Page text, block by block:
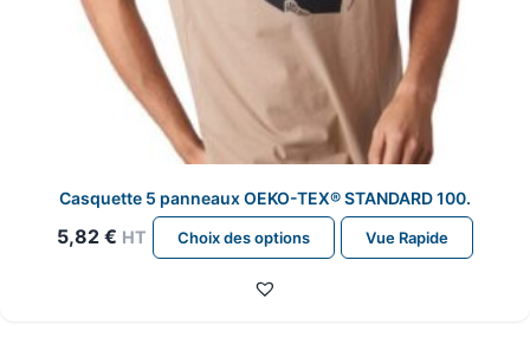
Casquette 5 panneaux OEKO-TEX® STANDARD 100.
5,82 € HT Choix des options
Ce
produit
Vue Rapide